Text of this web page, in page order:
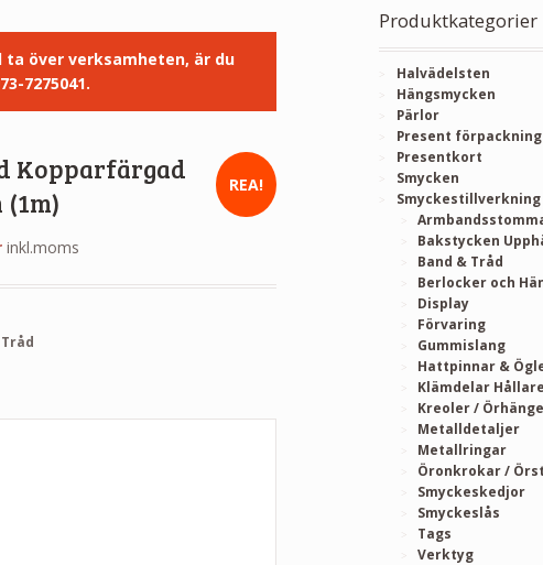
över verksamheten, är du
7275041.
REA!
Kopparfärgad
inkl.moms
Produktkategorier
Halvädelsten
Hängsmycken
Pärlor
Present förpackning
Presentkort
Smycken
Smyckestillverkning
Bakstycken
Band & Tråd
Berlocker och
Display
Förvaring
Gummislang
Hattpinnar &
Klämdelar
Kreoler /
Metalldetaljer
Metallringar
Öronkrokar /
Smyckeskedjor
Smyckeslås
Tags
Verktyg